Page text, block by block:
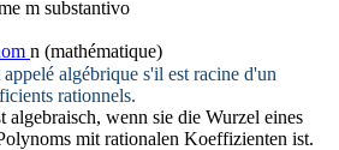
m substantivo
n (mathématique)
algébrique s'il est racine d'un
rationnels.
wenn sie die Wurzel eines
mit rationalen Koeffizienten ist.